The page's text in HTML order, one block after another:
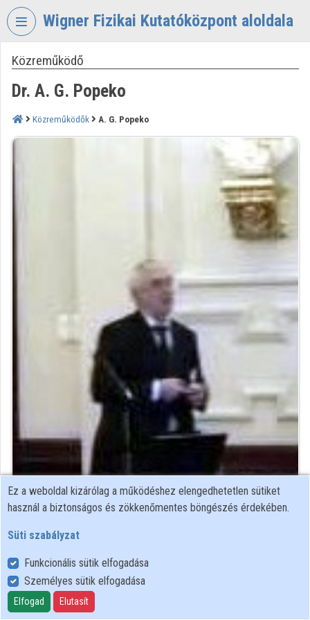
Fejléc kihagyása
Wigner Fizikai Kutatóközpont aloldala
VIDEOTORIUM
WIGNER
FIZIKAI
Közreműködők
Közreműködő
Dr. A. G. Popeko
Közreműködők A. G. Popeko
Közreműködő felvételei
Névjegyek
Névjegy
JINR Flerov Laboratory of Nuclear Reactions
Ez a weboldal kizárólag a működéshez elengedhetetlen sütiket
használ a biztonságos és zökkenőmentes böngészés érdekében.
Süti szabályzat
Funkcionális sütik elfogadása
Személyes sütik elfogadása
Elfogad Elutasít